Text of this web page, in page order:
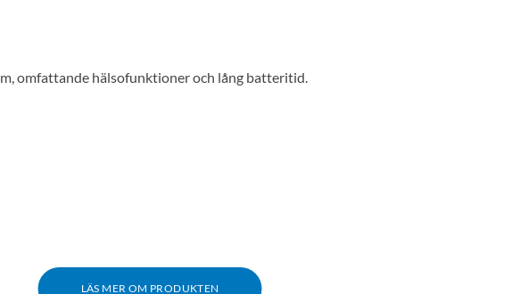
omfattande hälsofunktioner och lång batteritid.
LÄS MER OM PRODUKTEN